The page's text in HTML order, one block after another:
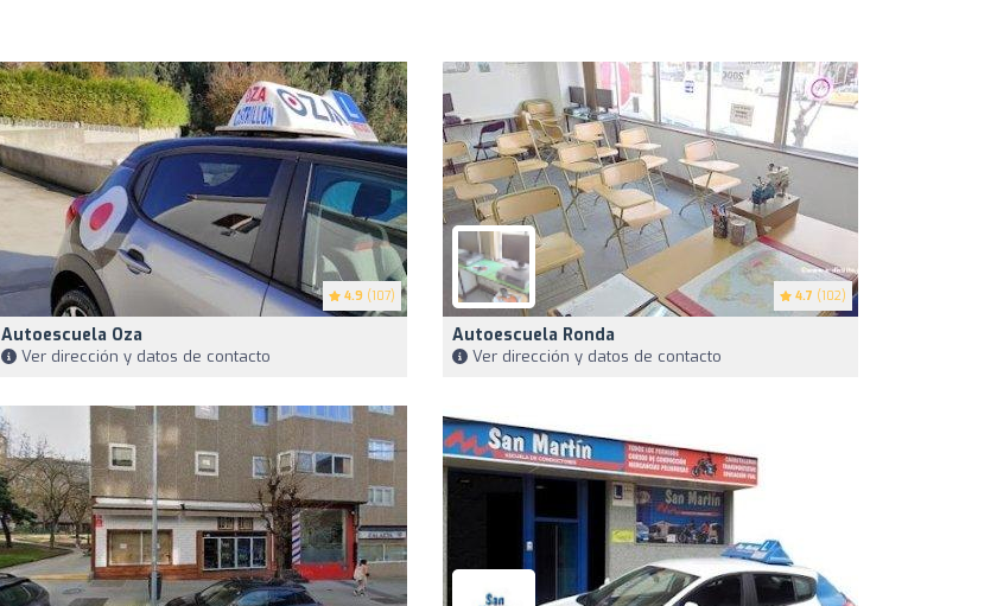
4.9 (107)
Autoescuela Oza
Ver dirección y datos de contacto
4.7 (102)
Autoescuela Ronda
Ver dirección y datos de contacto